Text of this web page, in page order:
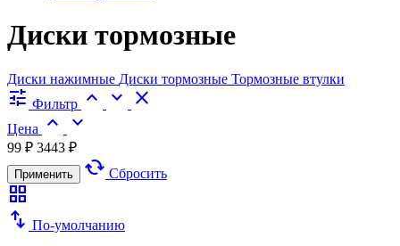
Диски тормозные
Диски нажимные Диски тормозные Тормозные втулки
tune Фильтр expand_less expand_more close
Цена expand_less expand_more
99 ₽ 3443 ₽
Применить cached Сбросить
grid_view
swap_vert По-умолчанию